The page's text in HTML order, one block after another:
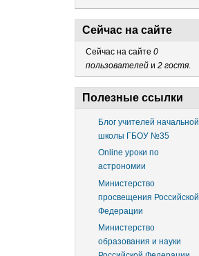
Сейчас на сайте
Сейчас на сайте 0
пользователейи 2 гостя.
Полезные ссылки
Блог учителей начальной
школы ГБОУ №35
Online уроки по
астрономии
Министерство
просвещения Российской
Федерации
Министерство
образования и науки